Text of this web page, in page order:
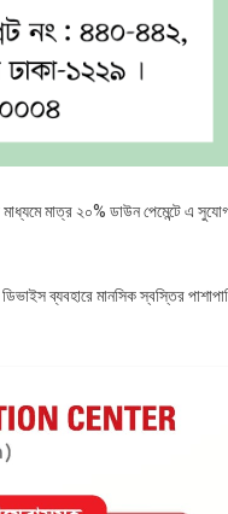
মাত্র ২০% ডাউন পেমেন্টে এ
ব্যবহারে মানসিক স্বস্তির